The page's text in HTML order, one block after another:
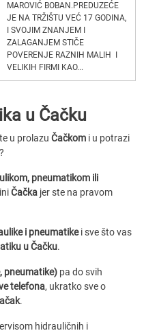
MAROVIĆ BOBAN.PREDUZEĆE
JE NA TRŽIŠTU VEĆ 17 GODINA,
I SVOJIM ZNANJEM I
ZALAGANJEM STIČE
POVERENJE RAZNIH MALIH I
VELIKIH FIRMI KAO...
u Čačku
u prolazu Čačkom i u potrazi
?
pneumatikom ili
Čačka jer ste na pravom
i pneumatikei sve što vas
u Čačku.
pneumatike) pa do svih
telefona, ukratko sve o
.
hidrauličnih i